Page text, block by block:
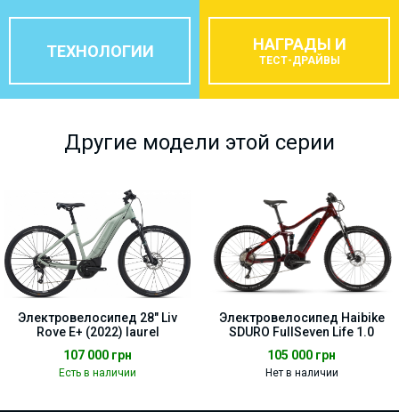
ТЕХНОЛОГИИ НАГРАДЫ И
ТЕСТ-ДРАЙВЫ
Другие модели этой серии
Электровелосипед 28" Liv
Rove E+ (2022) laurel
107 000 грн
Есть в наличии
Электровелосипед Haibike
SDURO FullSeven Life 1.0
105 000 грн
Нет в наличии